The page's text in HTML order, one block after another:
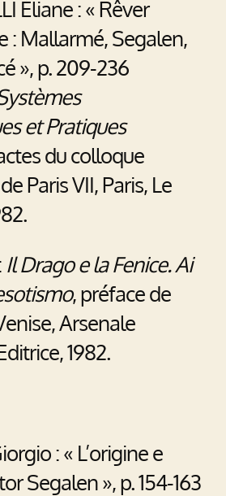
Éliane : « Rêver
: Mallarmé, Segalen,
», p. 209-236
et Pratiques
du colloque
Paris VII, Paris, Le
Il Drago e la Fenice. Ai
, préface de
Arsenale
1982.
: « L’origine e
Segalen », p. 154-163